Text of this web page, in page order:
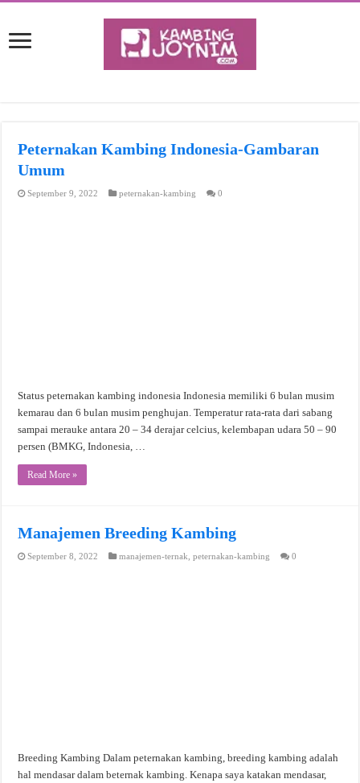
Peternakan Kambing Indonesia-Gambaran
Umum
September 9, 2022 peternakan-kambing 0
Status peternakan kambing indonesia Indonesia memiliki 6 bulan musim
kemarau dan 6 bulan musim penghujan. Temperatur rata-rata dari sabang
sampai merauke antara 20 – 34 derajar celcius, kelembapan udara 50 – 90
persen (BMKG, Indonesia, …
Read More »
Manajemen Breeding Kambing
September 8, 2022 manajemen-ternak ,peternakan-kambing 0
Breeding Kambing Dalam peternakan kambing, breeding kambing adalah
hal mendasar dalam beternak kambing. Kenapa saya katakan mendasar,